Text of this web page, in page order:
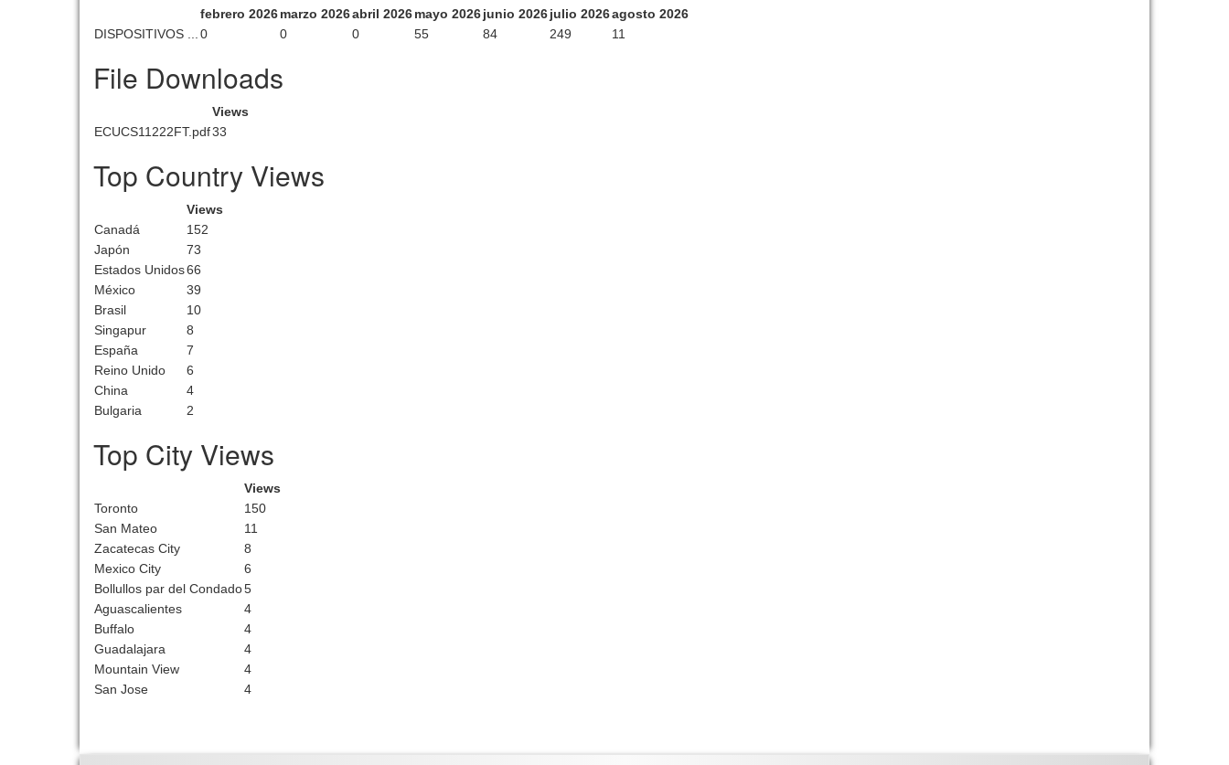
febrero 2026marzo 2026abril 2026mayo 2026junio 2026julio 2026agosto 2026
DISPOSITIVOS ...
0 0 0 55 84 249 11
File Downloads
Views
ECUCS11222FT.pdf33
Top Country Views
Views
Canadá
152
Japón
73
Estados Unidos66
México
39
Brasil
10
Singapur
8
España
7
Reino Unido
6
China
4
Bulgaria
2
Top City Views
Views
Toronto
150
San Mateo
11
Zacatecas City
8
Mexico City
6
Bollullos par del Condado5
Aguascalientes
4
Buffalo
4
Guadalajara
4
Mountain View
4
San Jose
4